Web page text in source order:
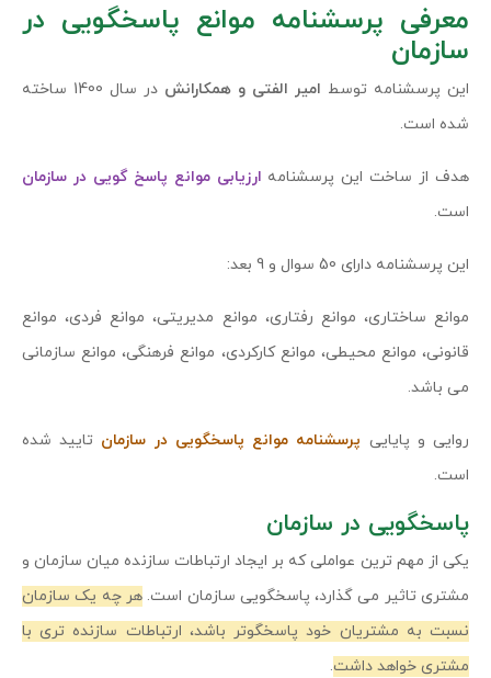
معرفی پرسشنامه موانع پاسخگویی در
سازمان
این پرسشنامه توسط امیر الفتی و همکارانش
در سال 1400 ساخته
شده است.
هدف از ساخت این پرسشنامه ارزیابی موانع پاسخ گویی در سازمان
است.
این پرسشنامه دارای 50 سوال و 9 بعد:
موانع ساختاری، موانع رفتاری، موانع مدیریتی، موانع فردی، موانع
قانونی، موانع محیطی، موانع کارکردی، موانع فرهنگی، موانع سازمانی
می باشد.
روایی و پایایی پرسشنامه موانع پاسخگویی در سازمان تایید شده
است.
پاسخگویی در سازمان
یکی از مهم ترین عواملی که بر ایجاد ارتباطات سازنده میان سازمان و
مشتری تاثیر می گذارد، پاسخگویی سازمان است.هر چه یک سازمان
نسبت به مشتریان خود پاسخگوتر باشد، ارتباطات سازنده تری با
مشتری خواهد داشت.